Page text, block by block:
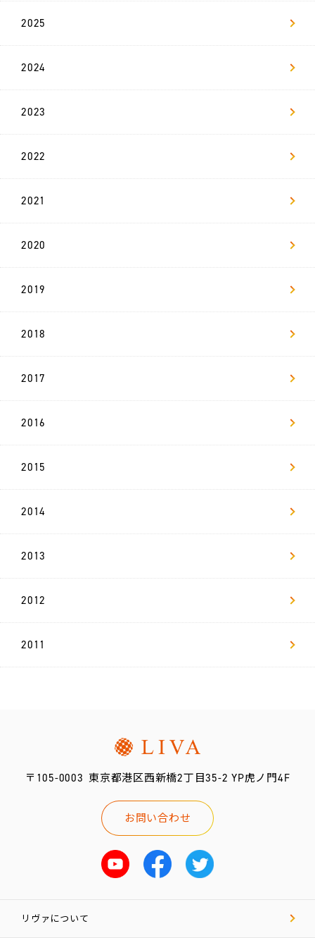
卒
用
リ
ヴ
マ
2025
2024
2023
2022
2021
2020
2019
2018
2017
2016
2015
2014
2013
2012
2011
〒105-0003 東京都港区西新橋2丁目35-2 YP虎ノ門4F
お問い合わせ
リヴァについて